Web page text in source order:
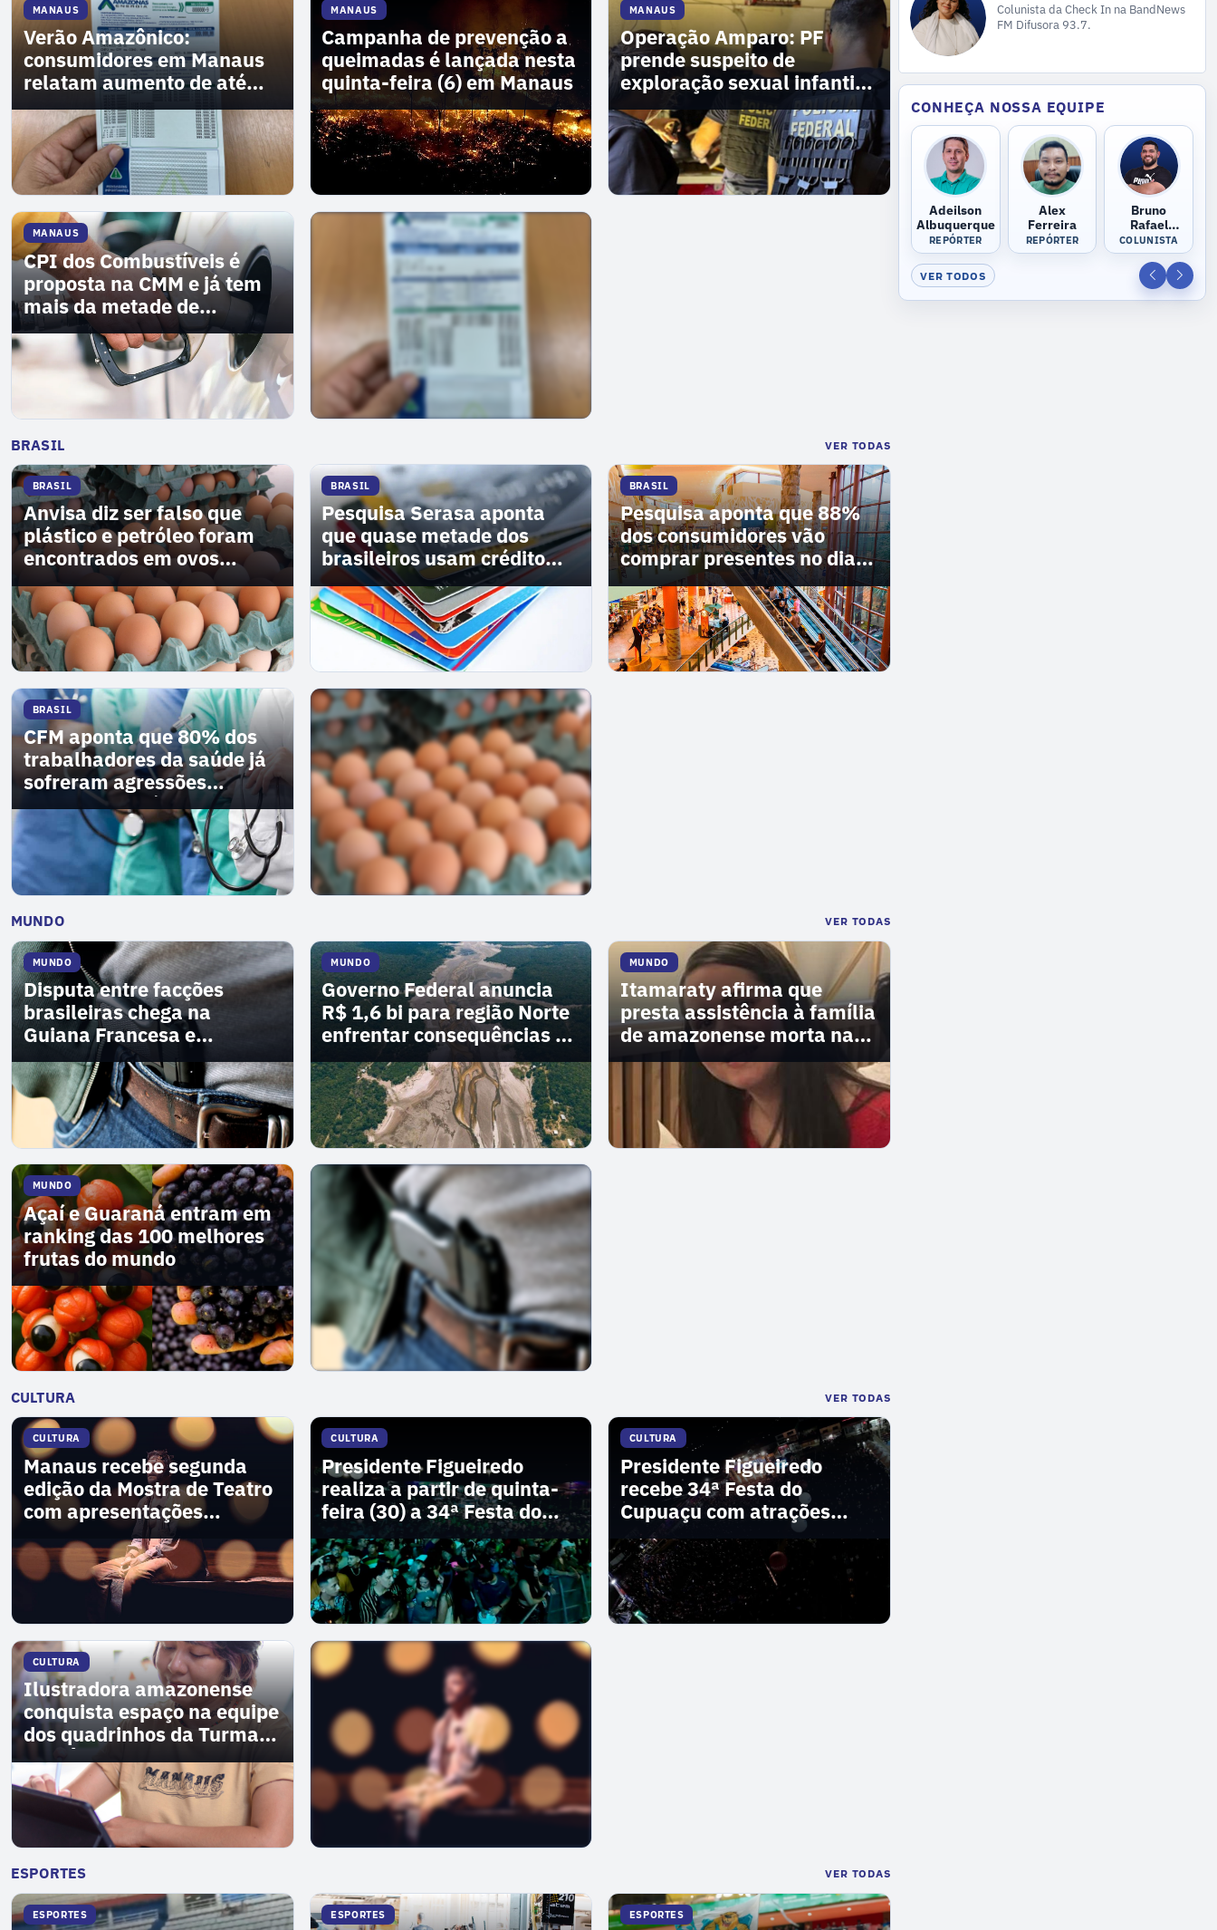
Colunista da Check In na BandNews
FM Difusora 93.7.
CONHEÇA NOSSA EQUIPE
Adeilson
Albuquerque
REPÓRTER
Alex
Ferreira
REPÓRTER
Bruno
Rafael
Rodrigues
COLUNISTA
VER TODOS
MANAUS
Verão Amazônico:
consumidores em Manaus
relatam aumento de até
30% na conta de luz
MANAUS
Campanha de prevenção a
queimadas é lançada nesta
quinta-feira (6) em Manaus
MANAUS
Operação Amparo: PF
prende suspeito de
exploração sexual infantil
na internet
MANAUS
CPI dos Combustíveis é
proposta na CMM e já tem
mais da metade de
assinaturas necessárias
BRASIL VER TODAS
BRASIL
Anvisa diz ser falso que
plástico e petróleo foram
encontrados em ovos
vendidos no Brasil
BRASIL
Pesquisa Serasa aponta
que quase metade dos
brasileiros usam crédito
para manter padrão de vida
BRASIL
Pesquisa aponta que 88%
dos consumidores vão
comprar presentes no dia
dos pais
BRASIL
CFM aponta que 80% dos
trabalhadores da saúde já
sofreram agressões
durante exercício da função
MUNDO VER TODAS
MUNDO
Disputa entre facções
brasileiras chega na
Guiana Francesa e
preocupa autoridades
MUNDO
Governo Federal anuncia
R$ 1,6 bi para região Norte
enfrentar consequências do
El Niño
MUNDO
Itamaraty afirma que
presta assistência à família
de amazonense morta na
Espanha
MUNDO
Açaí e Guaraná entram em
ranking das 100 melhores
frutas do mundo
CULTURA VER TODAS
CULTURA
Manaus recebe segunda
edição da Mostra de Teatro
com apresentações
nacionais gratuitas
CULTURA
Presidente Figueiredo
realiza a partir de quinta-
feira (30) a 34ª Festa do
Cupuaçu
CULTURA
Presidente Figueiredo
recebe 34ª Festa do
Cupuaçu com atrações
nacionais
CULTURA
Ilustradora amazonense
conquista espaço na equipe
dos quadrinhos da Turma
da Mônica
ESPORTES VER TODAS
ESPORTES ESPORTES ESPORTES